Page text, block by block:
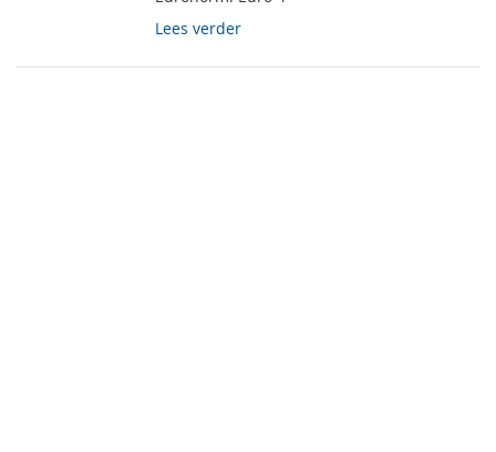
Lees verder